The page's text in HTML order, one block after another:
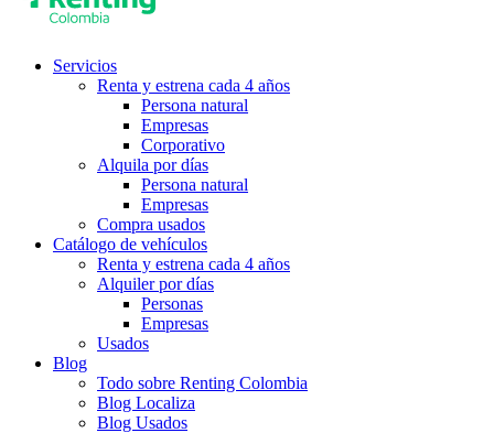
Servicios
Renta y estrena cada 4 años
Persona natural
Empresas
Corporativo
Alquila por días
Persona natural
Empresas
Compra usados
Catálogo de vehículos
Renta y estrena cada 4 años
Alquiler por días
Personas
Empresas
Usados
Blog
Todo sobre Renting Colombia
Blog Localiza
Blog Usados